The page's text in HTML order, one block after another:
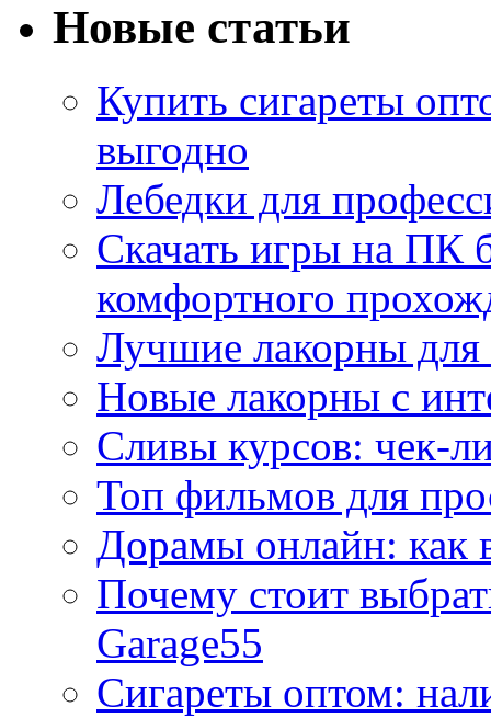
Новые статьи
Купить сигареты
выгодно
Лебедки для
Скачать игры на ПК
комфортного
Лучшие лакорны для
Новые лакорны с
Сливы курсов: чек-
Топ фильмов для
Дорамы онлайн: как
Почему стоит
Garage55
Сигареты оптом: